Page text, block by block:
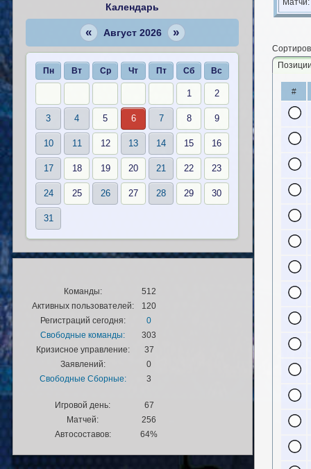
Матчи:
#
Календарь
« Август 2026 »
Пн Вт Ср Чт Пт Сб Вс
1 2
3 4 5 6 7 8 9
10 11 12 13 14 15 16
17 18 19 20 21 22 23
24 25 26 27 28 29 30
31
Команды:
512
Активных пользователей:
120
Регистраций сегодня:
0
Свободные команды:
303
Кризисное управление:
37
Заявлений:
0
Свободные Сборные:
3
Игровой день:
67
Матчей:
256
Автосоставов:
64%